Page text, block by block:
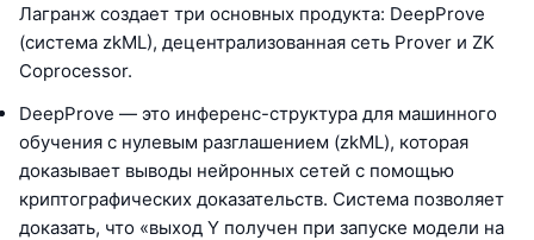
Лагранж создает три основных продукта: DeepProve
(система zkML), децентрализованная сеть Prover и ZK
Coprocessor.
DeepProve — это инференс-структура для машинного
обучения с нулевым разглашением (zkML), которая
доказывает выводы нейронных сетей с помощью
криптографических доказательств. Система позволяет
доказать, что «выход Y получен при запуске модели на